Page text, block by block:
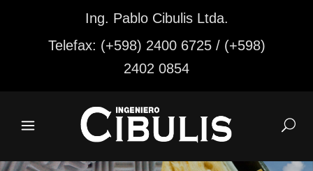
Ing. Pablo Cibulis Ltda.
Telefax: (+598) 2400 6725 / (+598)
2402 0854